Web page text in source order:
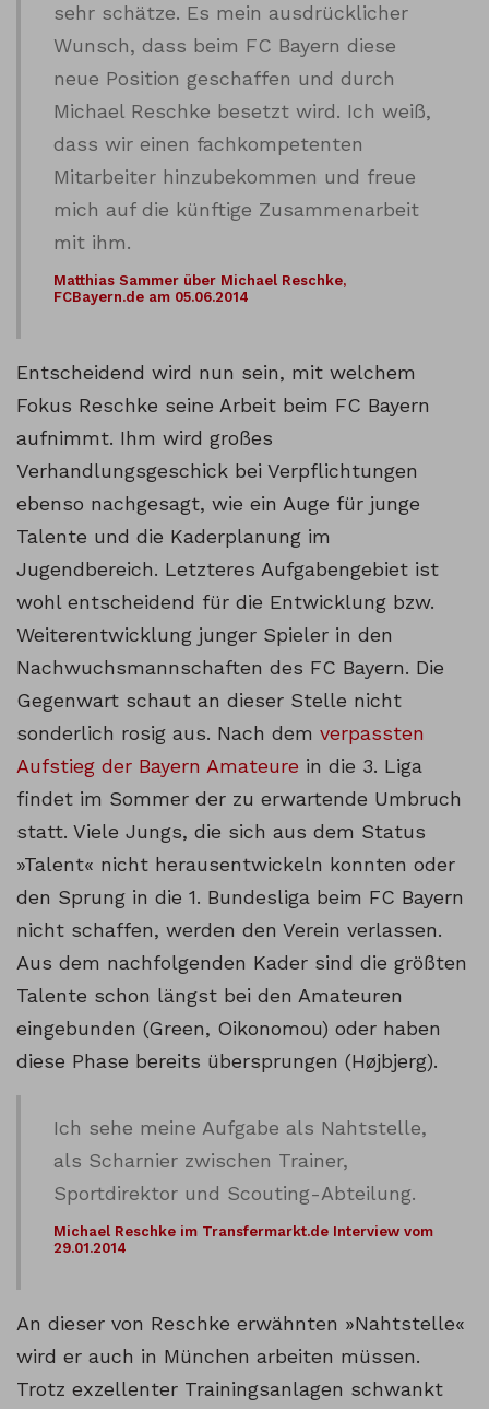
sehr schätze. Es mein ausdrücklicher
Wunsch, dass beim FC Bayern diese
neue Position geschaffen und durch
Michael Reschke besetzt wird. Ich weiß,
dass wir einen fachkompetenten
Mitarbeiter hinzubekommen und freue
mich auf die künftige Zusammenarbeit
mit ihm.
Matthias Sammer über Michael Reschke,
FCBayern.de am 05.06.2014
Entscheidend wird nun sein, mit welchem
Fokus Reschke seine Arbeit beim FC Bayern
aufnimmt. Ihm wird großes
Verhandlungsgeschick bei Verpflichtungen
ebenso nachgesagt, wie ein Auge für junge
Talente und die Kaderplanung im
Jugendbereich. Letzteres Aufgabengebiet ist
wohl entscheidend für die Entwicklung bzw.
Weiterentwicklung junger Spieler in den
Nachwuchsmannschaften des FC Bayern. Die
Gegenwart schaut an dieser Stelle nicht
sonderlich rosig aus. Nach dem verpassten
Aufstieg der Bayern Amateure in die 3. Liga
findet im Sommer der zu erwartende Umbruch
statt. Viele Jungs, die sich aus dem Status
»Talent« nicht herausentwickeln konnten oder
den Sprung in die 1. Bundesliga beim FC Bayern
nicht schaffen, werden den Verein verlassen.
Aus dem nachfolgenden Kader sind die größten
Talente schon längst bei den Amateuren
eingebunden (Green, Oikonomou) oder haben
diese Phase bereits übersprungen (Højbjerg).
Ich sehe meine Aufgabe als Nahtstelle,
als Scharnier zwischen Trainer,
Sportdirektor und Scouting-Abteilung.
Michael Reschke im Transfermarkt.de Interview vom
29.01.2014
An dieser von Reschke erwähnten »Nahtstelle«
wird er auch in München arbeiten müssen.
Trotz exzellenter Trainingsanlagen schwankt